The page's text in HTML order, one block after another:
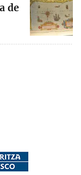
de